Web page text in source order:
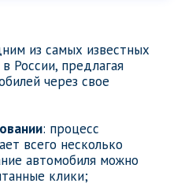
из самых известных
России, предлагая
через свое
: процесс
всего несколько
автомобиля можно
клики;